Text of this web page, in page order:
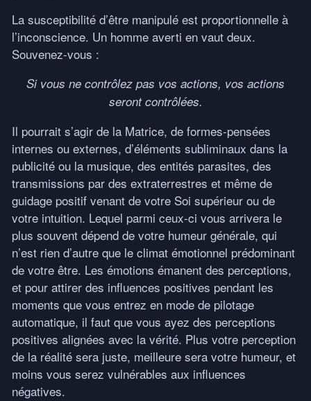
La susceptibilité d’être manipulé est proportionnelle à
l’inconscience. Un homme averti en vaut deux.
Souvenez-vous :
Si vous ne contrôlez pas vos actions, vos actions
seront contrôlées.
Il pourrait s’agir de la Matrice, de formes-pensées
internes ou externes, d’éléments subliminaux dans la
publicité ou la musique, des entités parasites, des
transmissions par des extraterrestres et même de
guidage positif venant de votre Soi supérieur ou de
votre intuition. Lequel parmi ceux-ci vous arrivera le
plus souvent dépend de votre humeur générale, qui
n’est rien d’autre que le climat émotionnel prédominant
de votre être. Les émotions émanent des perceptions,
et pour attirer des influences positives pendant les
moments que vous entrez en mode de pilotage
automatique, il faut que vous ayez des perceptions
positives alignées avec la vérité. Plus votre perception
de la réalité sera juste, meilleure sera votre humeur, et
moins vous serez vulnérables aux influences
négatives.